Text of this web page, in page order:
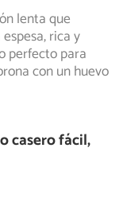
lenta que
rica y
perfecto para
con un huevo
casero fácil,